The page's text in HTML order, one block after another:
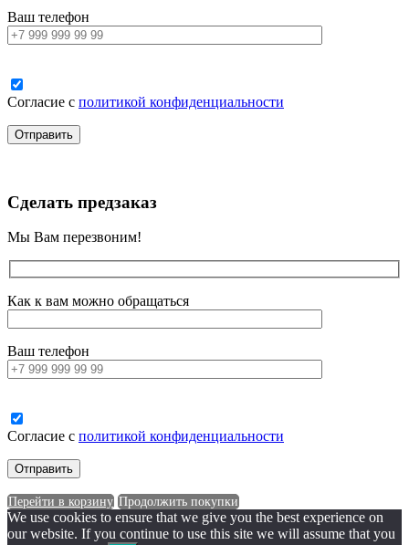
Ваш телефон
Согласие с политикой конфиденциальности
Сделать предзаказ
Мы Вам перезвоним!
Как к вам можно обращаться
Ваш телефон
Согласие с политикой конфиденциальности
Перейти в корзину Продолжить покупки
We use cookies to ensure that we give you the best experience on
our website. If you continue to use this site we will assume that you